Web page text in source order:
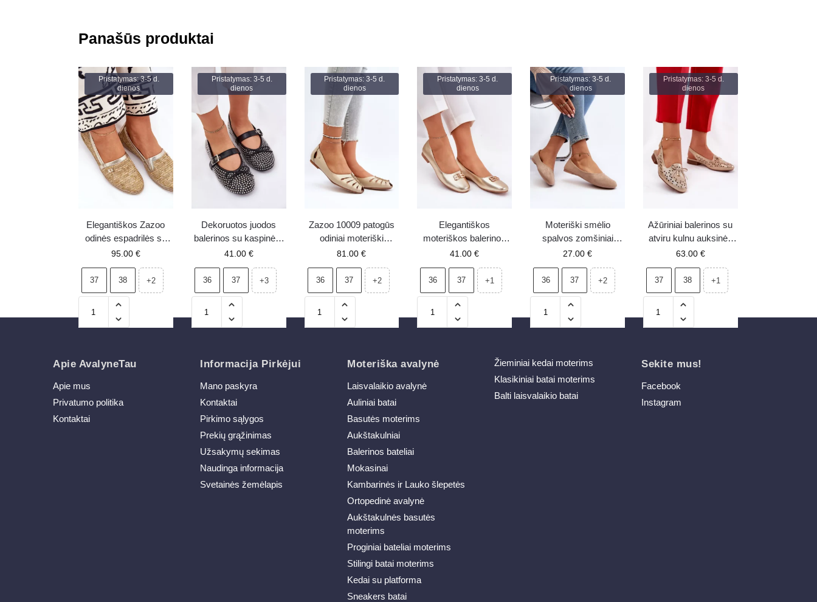
Panašūs produktai
Pristatymas: 3-5 d.
dienos
Elegantiškos Zazoo
odinės espadrilės su
plecionka, smėlio
95.00 €
37 38 +2
Pristatymas: 3-5 d.
dienos
Dekoruotos juodos
balerinos su kaspinėliu
ir dirželiu Zdivisa
41.00 €
36 37 +3
Pristatymas: 3-5 d.
dienos
Zazoo 10009 patogūs
odiniai moteriški
balerinos bateliai,
81.00€
36 37 +2
Pristatymas: 3-5 d.
dienos
Elegantiškos
moteriškos balerinos
su dekoracija
auksinės
41.00€
36 37 +1
Pristatymas: 3-5 d.
dienos
Moteriški smėlio
spalvos zomšiniai
balerinai Lasota
27.00€
36 37 +2
Pristatymas: 3-5 d.
dienos
Ažūriniai balerinos su
atviru kulnu auksinės
Navinnia
63.00 €
37 38 +1
Apie AvalyneTau
Apie mus
Privatumo politika
Kontaktai
Informacija Pirkėjui
Mano paskyra
Kontaktai
Pirkimo sąlygos
Prekių grąžinimas
Užsakymų sekimas
Naudinga informacija
Svetainės žemėlapis
Moteriška avalynė
Laisvalaikio avalynė
Auliniai batai
Basutės moterims
Aukštakulniai
Balerinos bateliai
Mokasinai
Kambarinės ir Lauko šlepetės
Ortopedinė avalynė
Aukštakulnės basutės
moterims
Proginiai bateliai moterims
Stilingi batai moterims
Kedai su platforma
Sneakers batai
Žieminiai kedai moterims
Klasikiniai batai moterims
Balti laisvalaikio batai
Sekite mus!
Facebook
Instagram